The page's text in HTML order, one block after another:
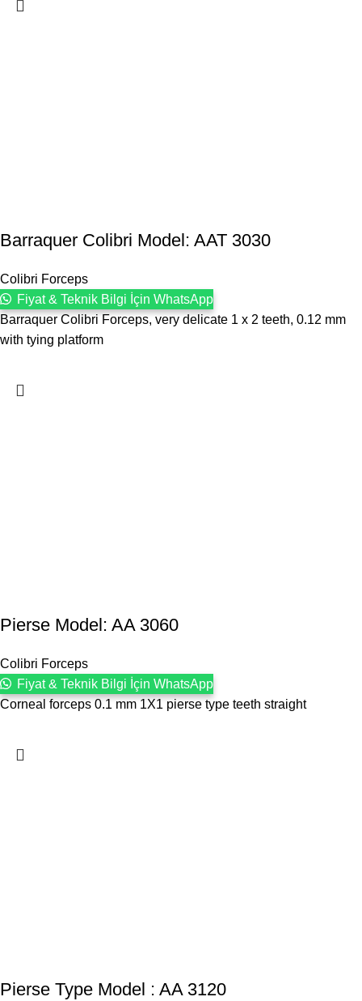
Barraquer Colibri Model: AAT 3030
Colibri Forceps
Fiyat & Teknik Bilgi İçin WhatsApp
Barraquer Colibri Forceps, very delicate 1 x 2 teeth, 0.12 mm
with tying platform
Pierse Model: AA 3060
Colibri Forceps
Fiyat & Teknik Bilgi İçin WhatsApp
Corneal forceps 0.1 mm 1X1 pierse type teeth straight
Pierse Type Model : AA 3120